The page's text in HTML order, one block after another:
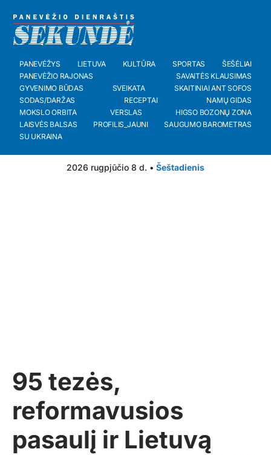
PANEVĖŽYS LIETUVA KULTŪRA SPORTAS
ŠEŠĖLIAI
PANEVĖŽIO RAJONAS
SAVAITĖS KLAUSIMAS
GYVENIMO BŪDAS
SVEIKATA
SKAITINIAI ANT SOFOS
SODAS/DARŽAS
RECEPTAI
NAMŲ GIDAS
MOKSLO ORBITA
VERSLAS
HIGSO BOZONŲ ZONA
LAISVĖS BALSAS
PROFILIS_JAUNI
SAUGUMO BAROMETRAS
SU UKRAINA
2026 rugpjūčio 8 d. • Šeštadienis
95 tezės,
reformavusios
pasaulį ir Lietuvą